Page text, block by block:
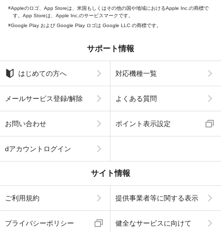
Appleのロゴ、App Storeは、米国もしくはその他の国や地域におけるApple Inc.の商標で
す。App Storeは、Apple Inc.のサービスマークです。
Google Play および Google Play ロゴは Google LLC の商標です。
サポート情報
はじめての方へ 対応機種一覧
メールサービス登録/解除 よくある質問
お問い合わせ ポイント表示設定
dアカウントログイン
サイト情報
ご利用規約 提供事業者等に関する表示
プライバシーポリシー 健全なサービスに向けて